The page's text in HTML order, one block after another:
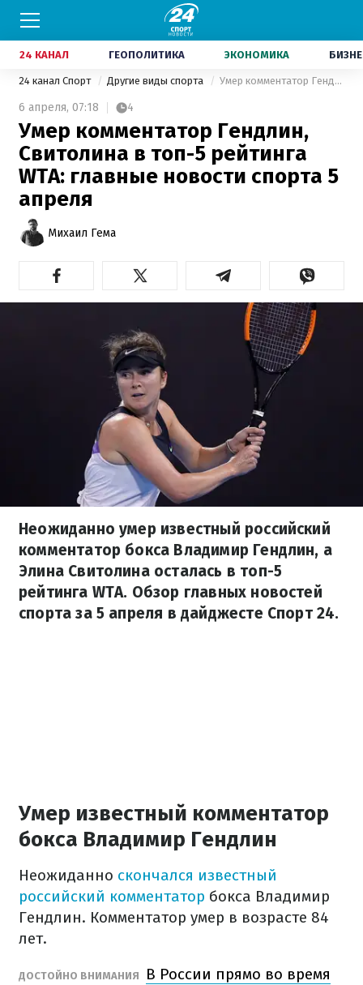
24 КАНАЛ ГЕОПОЛИТИКА ЭКОНОМИКА
24 канал Спорт Другие виды спорта Умер комментатор Гендлин, Свитолина в топ-5 рейтинга WTA: главные новости спорта 5 апреля
6 апреля, 07:18 4
Умер комментатор Гендлин,
Свитолина в топ-5 рейтинга
WTA: главные новости спорта 5
апреля
Михаил Гема
Неожиданно умер известный российский
комментатор бокса Владимир Гендлин, а
Элина Свитолина осталась в топ-5
рейтинга WTA. Обзор главных новостей
спорта за 5 апреля в дайджесте Спорт 24.
Умер известный комментатор
бокса Владимир Гендлин
Неожиданно скончался известный
российский комментатор бокса Владимир
Гендлин. Комментатор умер в возрасте 84
лет.
ДОСТОЙНО ВНИМАНИЯ
В России прямо во время